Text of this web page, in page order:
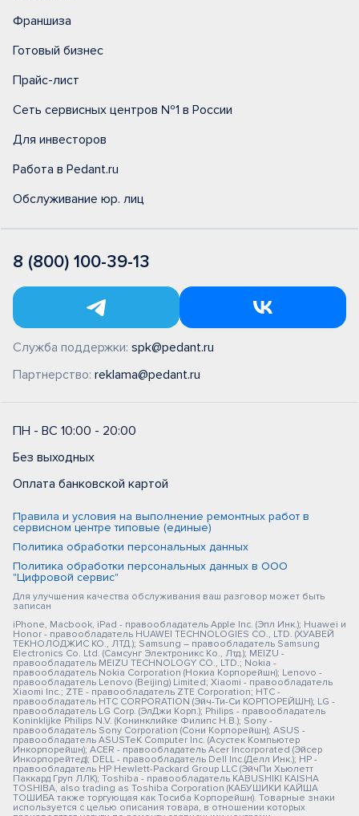
Франшиза
Готовый бизнес
Прайс-лист
Сеть сервисных центров №1 в России
Для инвесторов
Работа в Pedant.ru
Обслуживание юр. лиц
8 (800) 100-39-13
Служба поддержки: spk@pedant.ru
Партнерство: reklama@pedant.ru
ПН - ВС 10:00 - 20:00
Без выходных
Оплата банковской картой
Правила и условия на выполнение ремонтных работ в
сервисном центре типовые (единые)
Политика обработки персональных данных
Политика обработки персональных данных в ООО
"Цифровой сервис"
Для улучшения качества обслуживания ваш разговор может быть
записан
iPhone, Macbook, iPad - правообладатель Apple Inc. (Эпл Инк.); Huawei и
Honor - правообладатель HUAWEI TECHNOLOGIES CO., LTD. (ХУАВЕЙ
ТЕКНОЛОДЖИС КО., ЛТД.); Samsung – правообладатель Samsung
Electronics Co. Ltd. (Самсунг Электроникс Ко., Лтд.); MEIZU -
правообладатель MEIZU TECHNOLOGY CO., LTD.; Nokia -
правообладатель Nokia Corporation (Нокиа Корпорейшн); Lenovo -
правообладатель Lenovo (Beijing) Limited; Xiaomi - правообладатель
Xiaomi Inc.; ZTE - правообладатель ZTE Corporation; HTC -
правообладатель HTC CORPORATION (Эйч-Ти-Си КОРПОРЕЙШН); LG -
правообладатель LG Corp. (ЭлДжи Корп.); Philips - правообладатель
Koninklijke Philips N.V. (Конинклийке Филипс Н.В.); Sony -
правообладатель Sony Corporation (Сони Корпорейшн); ASUS -
правообладатель ASUSTeK Computer Inc. (Асустек Компьютер
Инкорпорейшн); ACER - правообладатель Acer Incorporated (Эйсер
Инкорпорейтед); DELL - правообладатель Dell Inc.(Делл Инк.); HP -
правообладатель HP Hewlett-Packard Group LLC (ЭйчПи Хьюлетт
Паккард Груп ЛЛК); Toshiba - правообладатель KABUSHIKI KAISHA
TOSHIBA, also trading as Toshiba Corporation (КАБУШИКИ КАЙША
ТОШИБА также торгующая как Тосиба Корпорейшн). Товарные знаки
используется с целью описания товара, в отношении которых